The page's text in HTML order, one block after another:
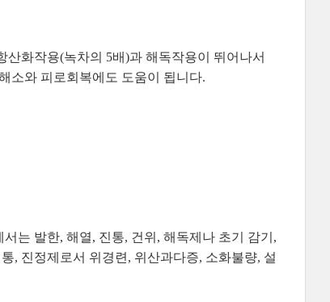
화작용(녹차의 5배)과 해독작용이 뛰어나서
소와 피로회복에도 도움이 됩니다.
는 발한, 해열, 진통, 건위, 해독제나 초기 감기,
, 진정제로서 위경련, 위산과다증, 소화불량, 설